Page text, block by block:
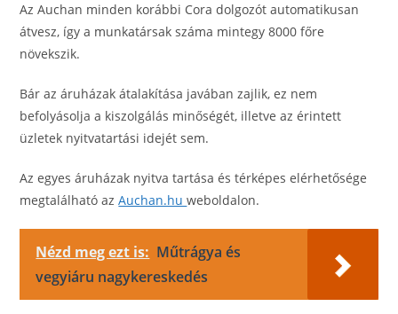
Az Auchan minden korábbi Cora dolgozót automatikusan
átvesz, így a munkatársak száma mintegy 8000 főre
növekszik.
Bár az áruházak átalakítása javában zajlik, ez nem
befolyásolja a kiszolgálás minőségét, illetve az érintett
üzletek nyitvatartási idejét sem.
Az egyes áruházak nyitva tartása és térképes elérhetősége
megtalálható azAuchan.huweboldalon.
Nézd meg ezt is: Műtrágya és
vegyiáru nagykereskedés